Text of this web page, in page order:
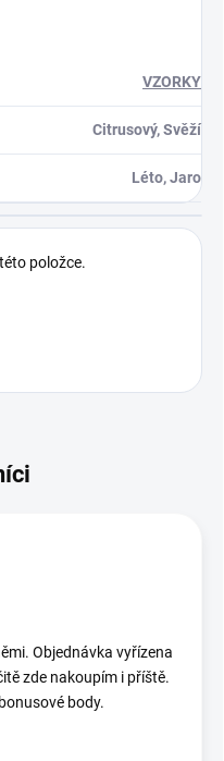
VZORKY
Citrusový, Svěží
Léto, Jaro
položce.
Objednávka vyřízena
zde nakoupím i příště.
body.